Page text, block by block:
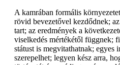
A kamrában formális
rövid bevezetővel kezdődnek;
tart; az eredmények a
viselkedés mértékétől függnek;
státust is megvitathatnak; egyes
szerepelhet; legyen kész arra,